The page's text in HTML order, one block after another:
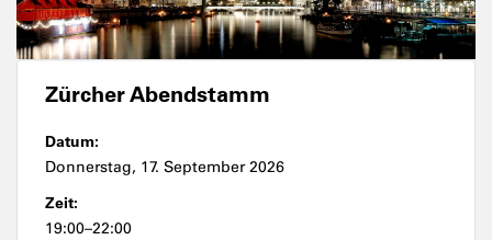
Zürcher Abendstamm
Datum:
Donnerstag, 17. September 2026
Zeit:
19:00–22:00